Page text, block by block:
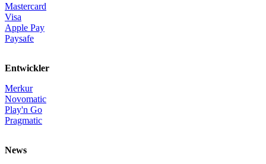
Mastercard
Visa
Apple Pay
Paysafe
Entwickler
Merkur
Novomatic
Play'n Go
Pragmatic
News